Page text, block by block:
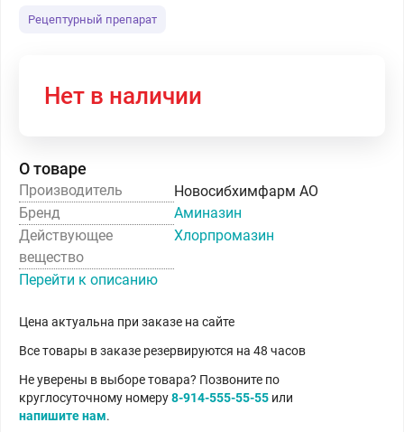
Рецептурный препарат
Нет в наличии
О товаре
Производитель
Новосибхимфарм АО
Бренд
Аминазин
Действующее
вещество
Хлорпромазин
Перейти к описанию
Цена актуальна при заказе на сайте
Все товары в заказе резервируются на 48 часов
Не уверены в выборе товара? Позвоните по
круглосуточному номеру8-914-555-55-55 или
напишите нам.